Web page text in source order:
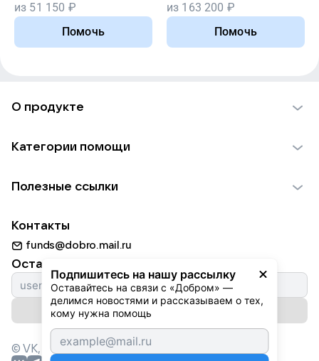
из 51 150 ₽
Помочь
из 163 200 ₽
Помочь
Подпишитесь на нашу рассылку
Оставайтесь на связи с «Добром» —
делимся новостями и рассказываем о тех,
кому нужна помощь
О продукте
Использование материалов
Для НКО
Партнерам
Категории помощи
Пожилым
Животным
Природе
Культуре
Фондам
Полезные ссылки
Добрый день
Истории
Автоплатежи
Контакты
funds@dobro.mail.ru
Оставайтесь с нами
Подписаться на рассылку
© VK, 2026г. Все права защищены.